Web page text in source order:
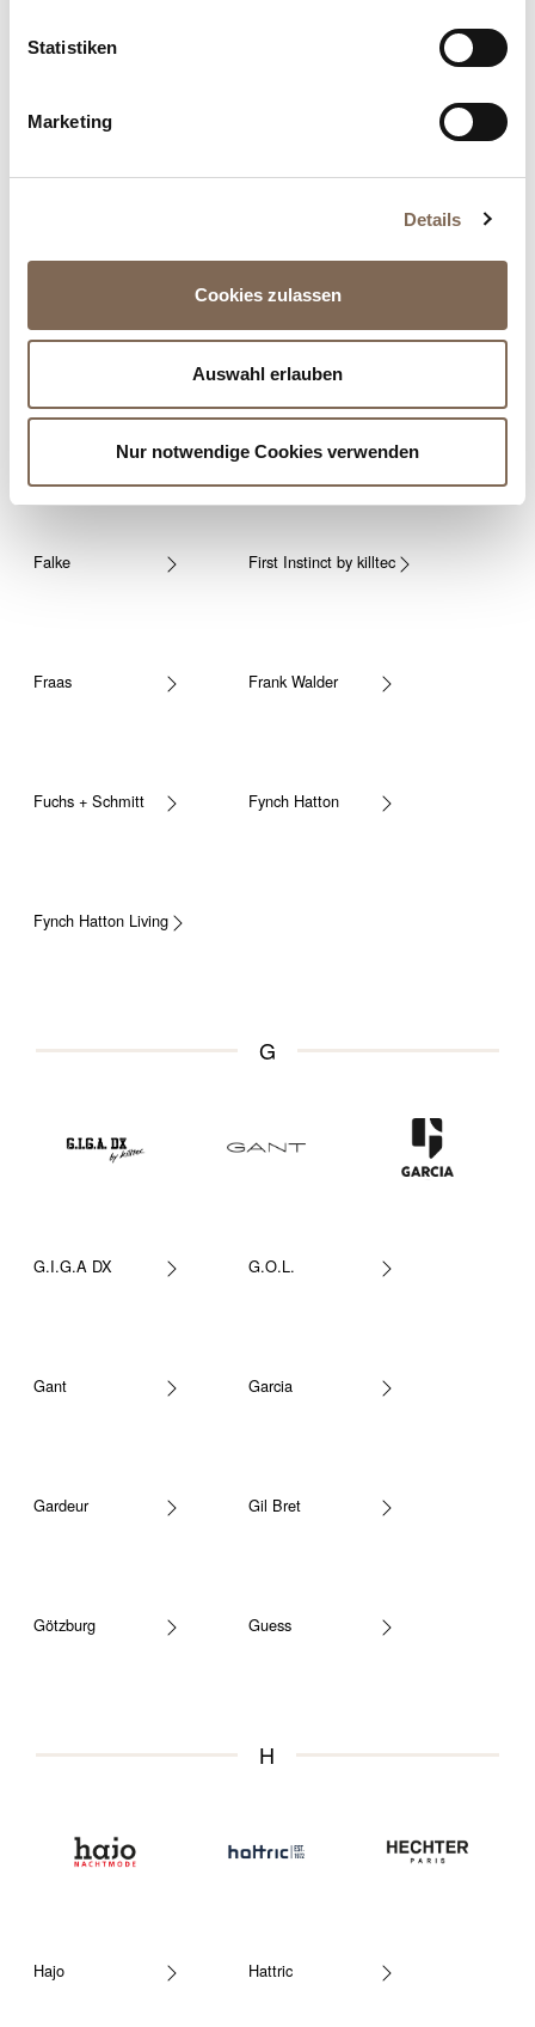
Statistiken
Marketing
Details
Cookies zulassen
Auswahl erlauben
Nur notwendige Cookies verwenden
F
Falke First Instinct by killtec
Fraas Frank Walder
Fuchs + Schmitt Fynch Hatton
Fynch Hatton Living
G
G.I.G.A DX G.O.L.
Gant Garcia
Gardeur Gil Bret
Götzburg Guess
H
Hajo Hattric